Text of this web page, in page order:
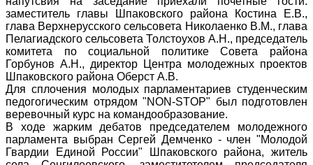
заместитель главы Шпаковского района Костина Е.В.,
глава Верхнерусского сельсовета Николаенко В.М., глава
Пелагиадского сельсовета Толстоухов А.Н., председатель
комитета по социальной политике Совета района
Горбунов А.Н., директор Центра молодежных проектов
Шпаковского района Оберст А.В.
Для сплочения молодых парламентариев студенческим
педогогическим отрядом "NON-STOP" был подготовлен
веревочный курс на командообразование.
В ходе жарким дебатов председателем молодежного
парламента выбран Сергей Демченко - член "Молодой
Гвардии Единой России" Шпаковского района, житель